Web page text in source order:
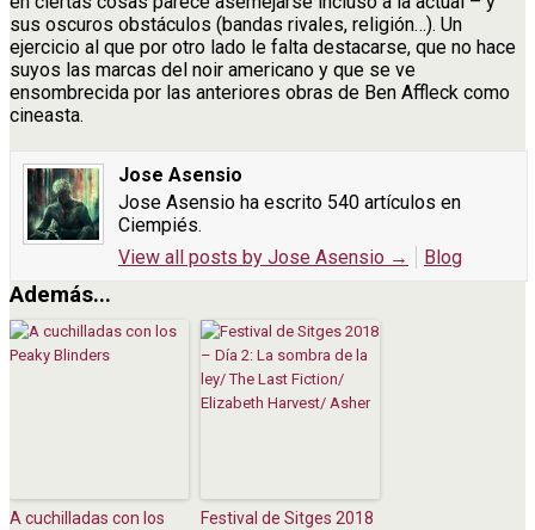
sus oscuros obstáculos (bandas rivales, religión…). Un
ejercicio al que por otro lado le falta destacarse, que no hace
suyos las marcas del noir americano y que se ve
ensombrecida por las anteriores obras de Ben Affleck como
cineasta.
Jose Asensio
Jose Asensio ha escrito 540 artículos en
Ciempiés.
View all posts by Jose Asensio → Blog
Además...
A cuchilladas con los
Festival de Sitges 2018